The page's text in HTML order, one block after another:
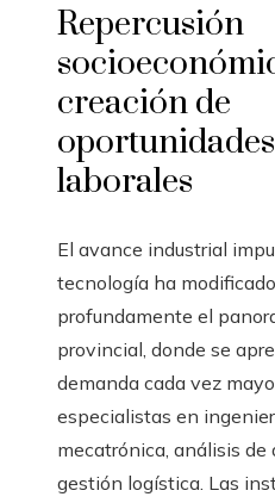
Repercusión
creación de
oportunidades
laborales
El avance industrial
tecnología ha modificado
profundamente el
provincial, donde se
demanda cada vez
especialistas en
mecatrónica, análisis de
gestión logística. Las